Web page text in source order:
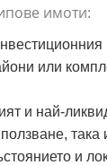
имоти:
или
и най-
и